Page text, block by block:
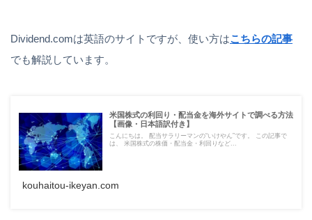
Dividend.comは英語のサイトですが、使い方はこちらの記事
でも解説しています。
米国株式の利回り・配当金を海外サイトで調べる方法
【画像・日本語訳付き】
こんにちは。 配当サラリーマンの“いけやん”です。 この記事で
は、 米国株式の株価・配当金・利回りなど...
kouhaitou-ikeyan.com